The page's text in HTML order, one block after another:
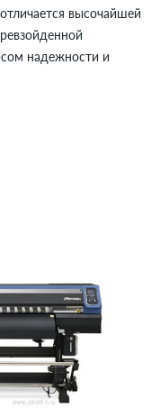
высочайшей
надежности и